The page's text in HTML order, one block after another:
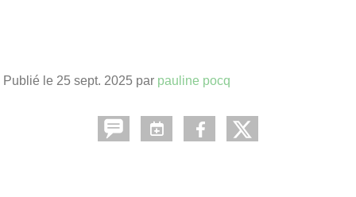
Publié le 25 sept. 2025 par pauline pocq